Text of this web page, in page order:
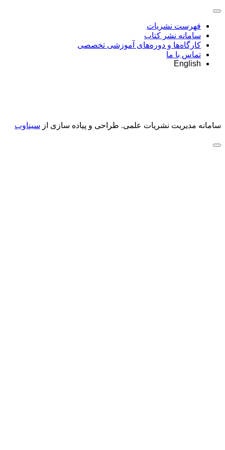
فهرست نشریات
سامانه نشر کتاب
کارگاه‌ها و دوره‌های آموزشی تخصصی
تماس با ما
English
سامانه مدیریت نشریات علمی. طراحی و پیاده سازی از سیناوب